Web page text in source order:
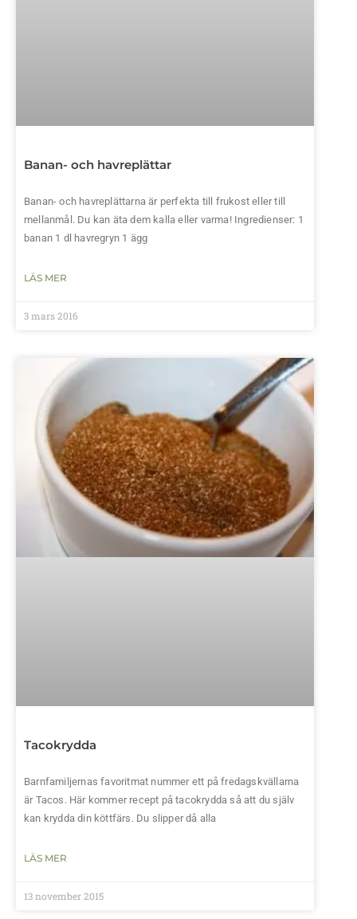
Banan- och havreplättar
Banan- och havreplättarna är perfekta till frukost eller till
mellanmål. Du kan äta dem kalla eller varma! Ingredienser: 1
banan 1 dl havregryn 1 ägg
LÄS MER
3 mars 2016
Tacokrydda
Barnfamiljernas favoritmat nummer ett på fredagskvällarna
är Tacos. Här kommer recept på tacokrydda så att du själv
kan krydda din köttfärs. Du slipper då alla
LÄS MER
13 november 2015